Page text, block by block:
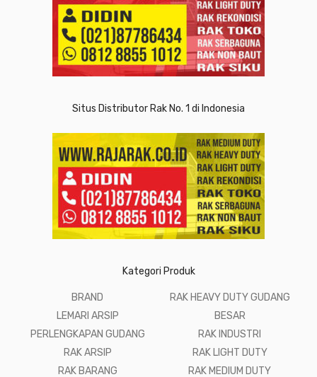
Situs Distributor Rak No. 1 di Indonesia
Kategori Produk
BRAND
LEMARI ARSIP
PERLENGKAPAN GUDANG
RAK ARSIP
RAK BARANG
RAK HEAVY DUTY GUDANG
BESAR
RAK INDUSTRI
RAK LIGHT DUTY
RAK MEDIUM DUTY